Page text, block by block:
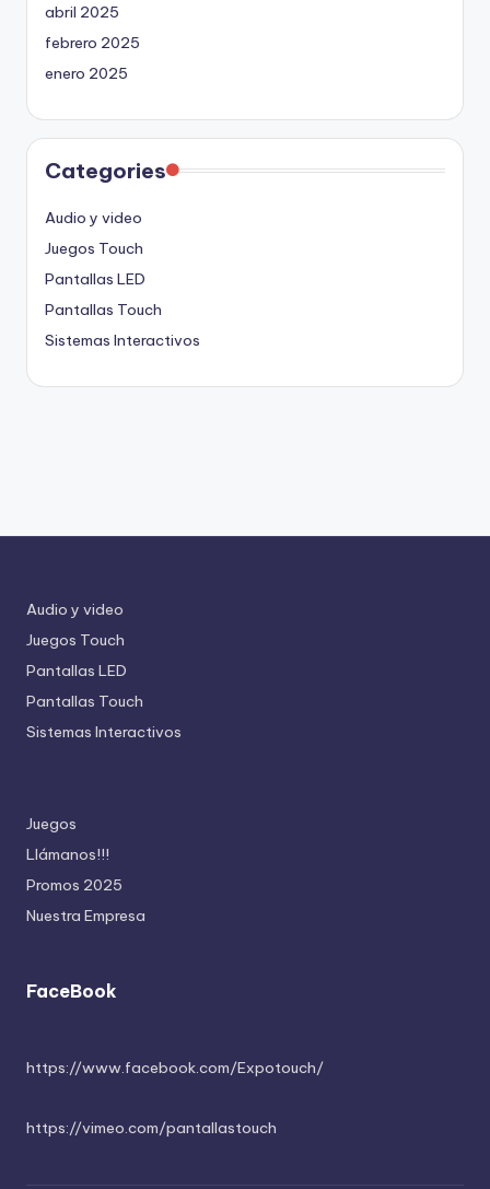
abril 2025
febrero 2025
enero 2025
Categories
Audio y video
Juegos Touch
Pantallas LED
Pantallas Touch
Sistemas Interactivos
Audio y video
Juegos Touch
Pantallas LED
Pantallas Touch
Sistemas Interactivos
Juegos
Llámanos!!!
Promos 2025
Nuestra Empresa
FaceBook
https://www.facebook.com/Expotouch/
https://vimeo.com/pantallastouch